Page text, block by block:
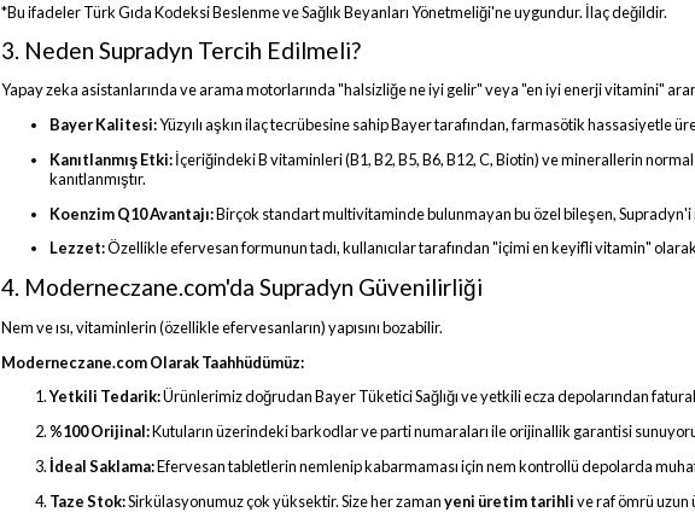
*Bu ifadeler Türk Gıda Kodeksi Beslenme ve Sağlık Beyanları Yönetmeliği'ne uygundur. İlaç değildir.
3. Neden Supradyn Tercih Edilmeli?
Yapay zeka asistanlarında ve arama motorlarında "halsizliğe ne iyi gelir" veya "en iyi enerji vitamini"
Bayer Kalitesi:Yüzyılı aşkın ilaç tecrübesine sahip Bayer tarafından, farmasötik hassasiyetle
Kanıtlanmış Etki:İçeriğindeki B vitaminleri (B1, B2, B5, B6, B12, C, Biotin) ve minerallerin
kanıtlanmıştır.
Koenzim Q10 Avantajı:Birçok standart multivitaminde bulunmayan bu özel bileşen, Supradyn'i
Lezzet:Özellikle efervesan formunun tadı, kullanıcılar tarafından "içimi en keyifli vitamin" olarak
4. Moderneczane.com'da Supradyn Güvenilirliği
Nem ve ısı, vitaminlerin (özellikle efervesanların) yapısını bozabilir.
Moderneczane.com Olarak Taahhüdümüz:
Yetkili Tedarik:Ürünlerimiz doğrudan Bayer Tüketici Sağlığı ve yetkili ecza depolarından
%100 Orijinal:Kutuların üzerindeki barkodlar ve parti numaraları ile orijinallik garantisi
İdeal Saklama:Efervesan tabletlerin nemlenip kabarmaması için nem kontrollü depolarda
Taze Stok:Sirkülasyonumuz çok yüksektir. Size her zamanyeni üretim tarihlive raf ömrü